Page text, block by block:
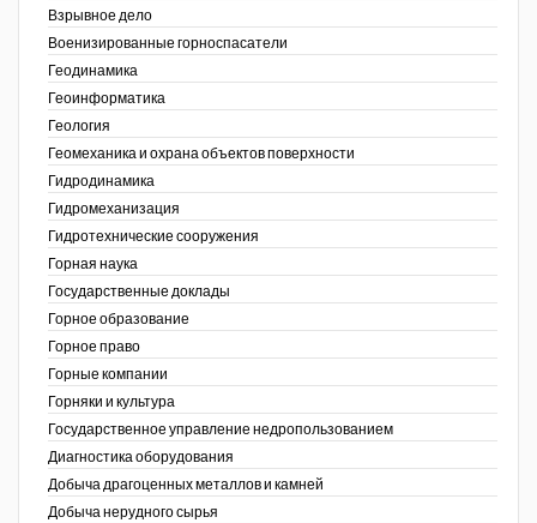
Взрывное дело
Военизированные горноспасатели
Геодинамика
Геоинформатика
Геология
Геомеханика и охрана объектов поверхности
Гидродинамика
Гидромеханизация
Гидротехнические сооружения
Горная наука
Государственные доклады
Горное образование
Горное право
Горные компании
Горняки и культура
Государственное управление недропользованием
Диагностика оборудования
Добыча драгоценных металлов и камней
Добыча нерудного сырья
НефтьГазПраво
Разведка и охрана недр
Стандарт качества
Уголь Кузбасса
Химагрегаты